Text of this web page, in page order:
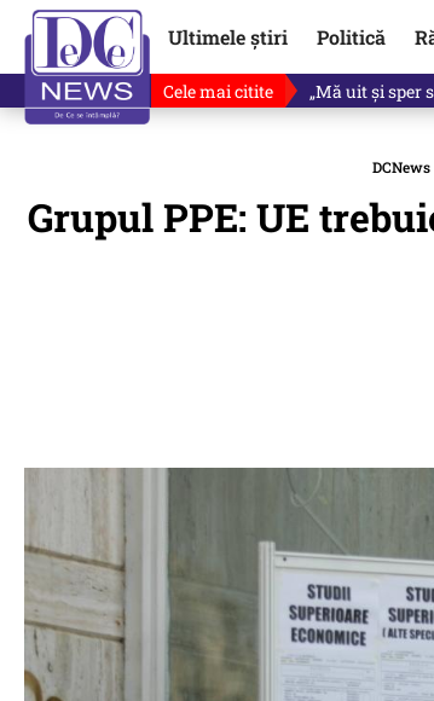
Ultimele știri Politică
Cele mai citite Singurul lucru
DCNews
Grupul PPE: UE